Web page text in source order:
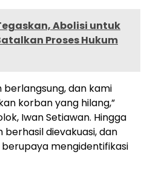
Abolisi untuk
Proses Hukum
berlangsung, dan kami
korban yang hilang,”
Iwan Setiawan. Hingga
berhasil dievakuasi, dan
mengidentifikasi